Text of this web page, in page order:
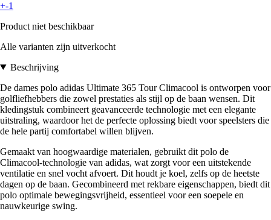
+-1
Product niet beschikbaar
Alle varianten zijn uitverkocht
Beschrijving
De dames polo adidas Ultimate 365 Tour Climacool is ontworpen voor
golfliefhebbers die zowel prestaties als stijl op de baan wensen. Dit
kledingstuk combineert geavanceerde technologie met een elegante
uitstraling, waardoor het de perfecte oplossing biedt voor speelsters die
de hele partij comfortabel willen blijven.
Gemaakt van hoogwaardige materialen, gebruikt dit polo de
Climacool-technologie van adidas, wat zorgt voor een uitstekende
ventilatie en snel vocht afvoert. Dit houdt je koel, zelfs op de heetste
dagen op de baan. Gecombineerd met rekbare eigenschappen, biedt dit
polo optimale bewegingsvrijheid, essentieel voor een soepele en
nauwkeurige swing.